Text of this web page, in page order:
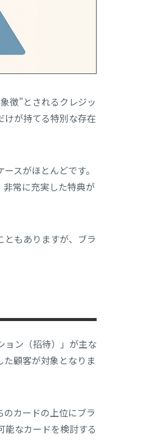
徴”とされるクレジッ
けが持てる特別な存在
スがほとんどです。
常に充実した特典が
もありますが、ブラ
ョン（招待）」が主な
顧客が対象となりま
カードの上位にブラ
能なカードを検討する